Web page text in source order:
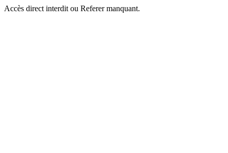
Accès direct interdit ou Referer manquant.